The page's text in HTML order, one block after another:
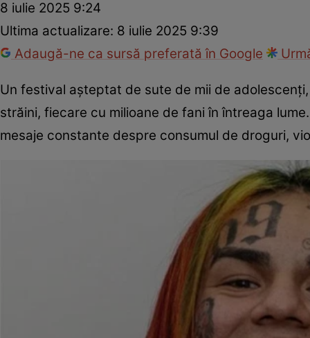
8 iulie 2025 9:24
Ultima actualizare: 8 iulie 2025 9:39
Adaugă-ne ca sursă preferată în Google
Un festival așteptat de sute de mii de
străini, fiecare cu milioane de fani în întreaga
mesaje constante despre consumul de droguri,